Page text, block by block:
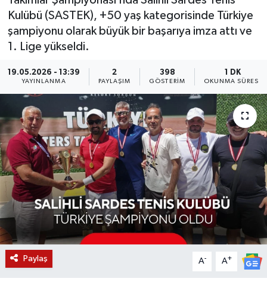
Kulübü (SASTEK), +50 yaş kategorisinde Türkiye
şampiyonu olarak büyük bir başarıya imza attı ve
1. Lige yükseldi.
19.05.2026 - 13:39
YAYINLANMA
2
PAYLAŞIM
398
GÖSTERIM
1 DK
OKUNMA SÜRESI
Paylaş A- A+
KÜLTÜR SANAT
YAŞAM
LIFE
SARIGÖL
SARUHANLI
SELENDİ
KIRKAĞAÇ
DEMİRCİ
GÖLMARMARA
GÖRDES
KÖPRÜBAŞI
SOMA
KÖPRÜBAŞI
KULA
SALİHLİ
SARIGÖL
SARUHANLI
ŞEHZADELER
SELENDİ
TURGUTLU
EKONOMİ
EĞİTİM
KÜLTÜR SANAT
SPOR
YAŞAM
LIFE
BİLİM VE TEKNOLOJİ
YAZARLAR
MANİSA'NIN YÖRESEL LEZZETLERİ